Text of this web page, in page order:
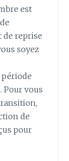
est
de reprise
soyez
Pour vous
de
pour